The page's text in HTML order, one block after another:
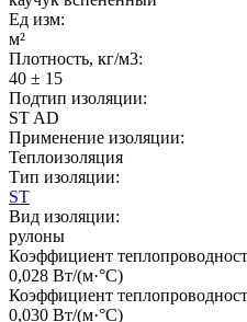
Ед изм:
м²
Плотность, кг/м3:
40 ± 15
Подтип изоляции:
ST AD
Применение изоляции:
Теплоизоляция
Тип изоляции:
ST
Вид изоляции:
рулоны
Коэффициент
0,028 Вт/(м·°C)
Коэффициент
0,030 Вт/(м·°C)